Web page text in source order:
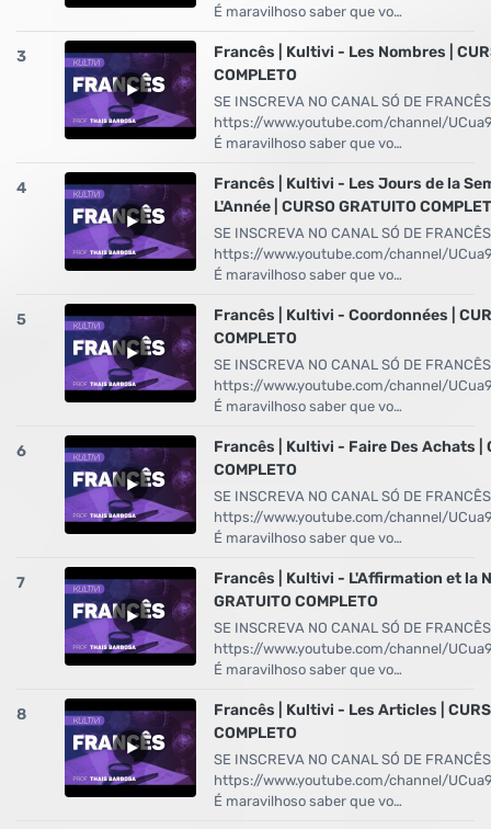
É maravilhoso saber que vo…
3
Francês | Kultivi - Les Nombres |
COMPLETO
SE INSCREVA NO CANAL SÓ DE
https://www.youtube.com/channel/
É maravilhoso saber que vo…
4
Francês | Kultivi - Les Jours de la
L'Année | CURSO GRATUITO
SE INSCREVA NO CANAL SÓ DE
https://www.youtube.com/channel/
É maravilhoso saber que vo…
5
Francês | Kultivi - Coordonnées |
COMPLETO
SE INSCREVA NO CANAL SÓ DE
https://www.youtube.com/channel/
É maravilhoso saber que vo…
6
Francês | Kultivi - Faire Des Achats |
COMPLETO
SE INSCREVA NO CANAL SÓ DE
https://www.youtube.com/channel/
É maravilhoso saber que vo…
7
Francês | Kultivi - L'Affirmation et la
GRATUITO COMPLETO
SE INSCREVA NO CANAL SÓ DE
https://www.youtube.com/channel/
É maravilhoso saber que vo…
8
Francês | Kultivi - Les Articles |
COMPLETO
SE INSCREVA NO CANAL SÓ DE
https://www.youtube.com/channel/
É maravilhoso saber que vo…